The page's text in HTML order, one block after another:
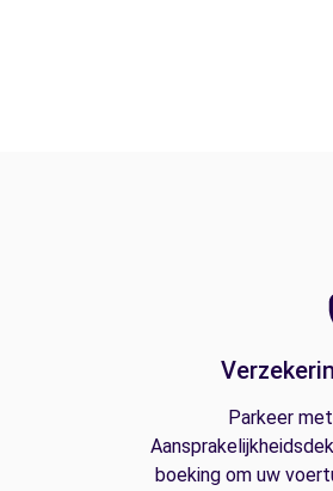
Parkeer
boeking om uw